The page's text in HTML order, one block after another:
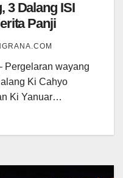
3 Dalang ISI
Panji
Pergelaran wayang
Ki Cahyo
Ki Yanuar…